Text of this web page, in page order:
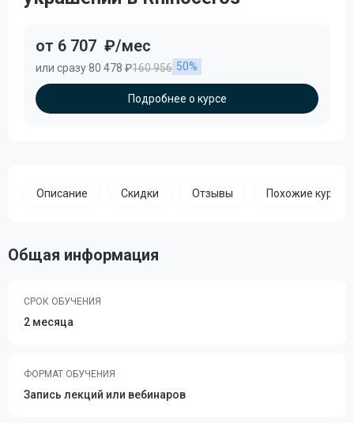
от 6 707 ₽/мес
или сразу 80 478 ₽160 956 50%
Подробнее о курсе
Описание Скидки Отзывы Похожие курсы
Общая информация
СРОК ОБУЧЕНИЯ
2 месяца
ФОРМАТ ОБУЧЕНИЯ
Запись лекций или вебинаров